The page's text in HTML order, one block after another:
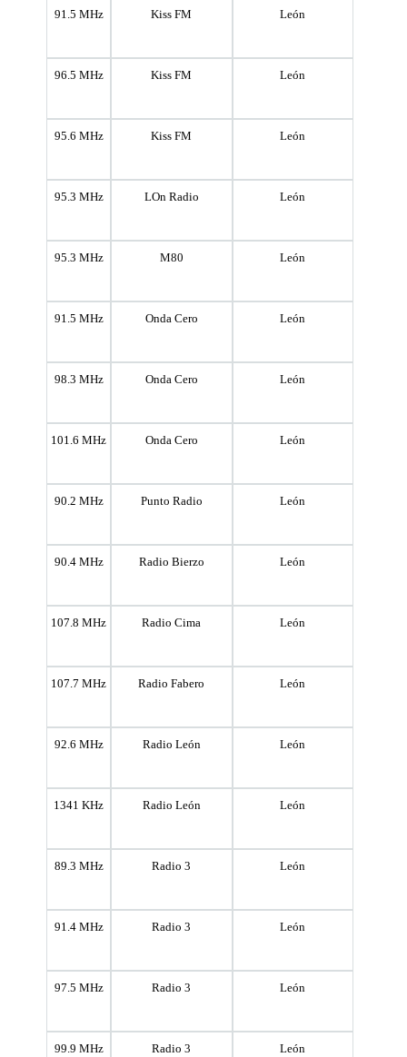
91.5 MHz Kiss FM León
96.5 MHz Kiss FM León
95.6 MHz Kiss FM León
95.3 MHz LOn Radio León
95.3 MHz M80 León
91.5 MHz Onda Cero León
98.3 MHz Onda Cero León
101.6 MHz Onda Cero León
90.2 MHz Punto Radio León
90.4 MHz Radio Bierzo León
107.8 MHz Radio Cima León
107.7 MHz Radio Fabero León
92.6 MHz Radio León León
1341 KHz Radio León León
89.3 MHz Radio 3 León
91.4 MHz Radio 3 León
97.5 MHz Radio 3 León
99.9 MHz Radio 3 León